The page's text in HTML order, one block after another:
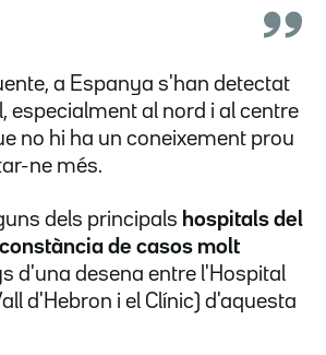
a Espanya s'han detectat
especialment al nord i al centre
no hi ha un coneixement prou
ne més.
dels principals hospitals del
de casos molt
d'una desena entre l'Hospital
d'Hebron i el Clínic) d'aquesta